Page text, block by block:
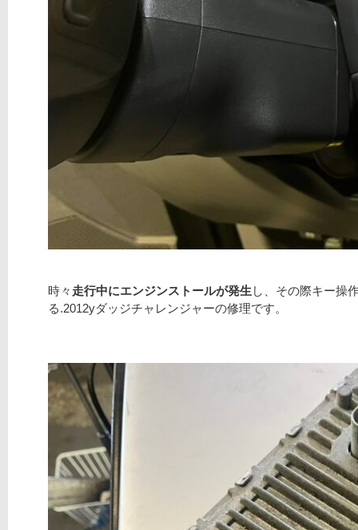
時々 走行中にエンジンストールが発生 し、その際キー操
る.2012yダッジチャレンジャーの修理です。